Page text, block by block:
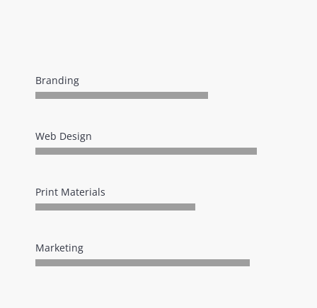
Branding
Web Design
Print Materials
Marketing